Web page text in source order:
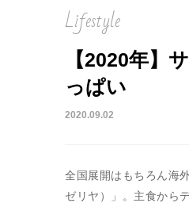
Lifestyle
【2020年】
っぱい
2020.09.02
全国展開はもちろん海
ゼリヤ）」。主食から